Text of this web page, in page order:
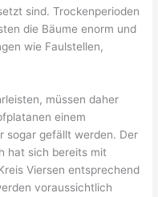
sind. Trockenperioden
die Bäume enorm und
wie Faulstellen,
müssen daher
einem
sogar gefällt werden. Der
hat sich bereits mit
Viersen entsprechend
voraussichtlich